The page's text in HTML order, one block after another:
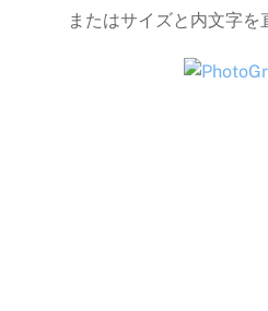
またはサイズと内文字を